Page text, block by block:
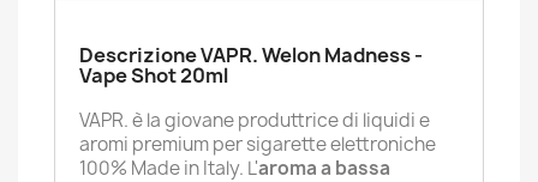
Descrizione VAPR. Welon Madness -
Vape Shot 20ml
VAPR. è la giovane produttrice di liquidi e
aromi premium per sigarette elettroniche
100% Made in Italy. L'aroma a bassa